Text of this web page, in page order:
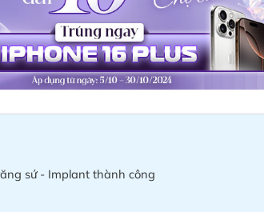
sứ - Implant thành công